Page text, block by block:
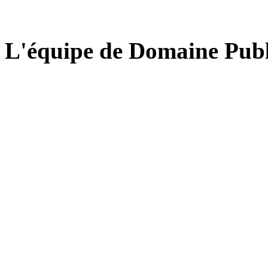
L'équipe de Domaine